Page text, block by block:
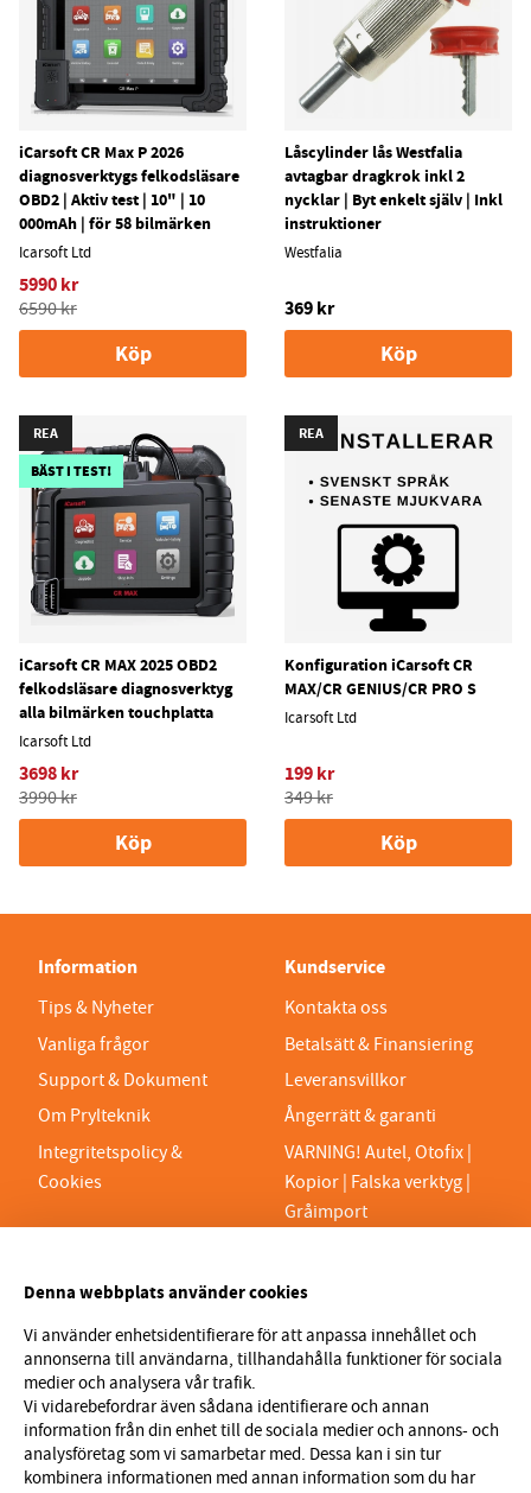
iCarsoft CR Max P 2026
diagnosverktygs felkodsläsare
OBD2 | Aktiv test | 10" | 10
000mAh | för 58 bilmärken
Icarsoft Ltd
5990 kr
6590 kr
Köp
Låscylinder lås Westfalia
avtagbar dragkrok inkl 2
nycklar | Byt enkelt själv | Inkl
instruktioner
Westfalia
369 kr
Köp
REA
BÄST I TEST!
iCarsoft CR MAX 2025 OBD2
felkodsläsare diagnosverktyg
alla bilmärken touchplatta
Icarsoft Ltd
3698 kr
3990 kr
Köp
REA
Konfiguration iCarsoft CR
MAX/CR GENIUS/CR PRO S
Icarsoft Ltd
199 kr
349 kr
Köp
Information
Tips & Nyheter
Vanliga frågor
Support & Dokument
Om Prylteknik
Integritetspolicy &
Cookies
Kundservice
Kontakta oss
Betalsätt & Finansiering
Leveransvillkor
Ångerrätt & garanti
VARNING! Autel, Otofix |
Kopior | Falska verktyg |
Gråimport
Org.nr 559329-1189
VAT SE559329118901
info@prylteknik.se
0321777170
Nyhetsbrev
Denna webbplats använder cookies
Vi använder enhetsidentifierare för att anpassa innehållet och
annonserna till användarna, tillhandahålla funktioner för sociala
medier och analysera vår trafik.
Vi vidarebefordrar även sådana identifierare och annan
information från din enhet till de sociala medier och annons- och
analysföretag som vi samarbetar med. Dessa kan i sin tur
kombinera informationen med annan information som du har